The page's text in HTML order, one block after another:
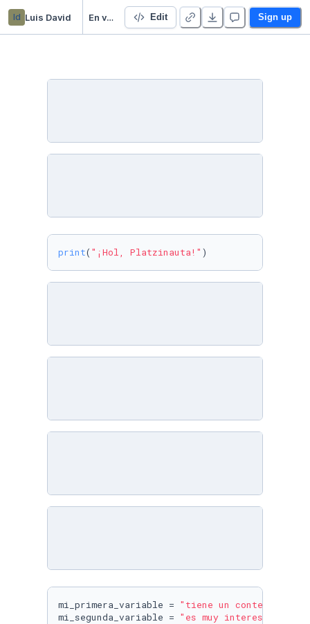
ld Luis David En vivo Edit Sign up
print( "¡Hol, Platzinauta!" )
mi_primera_variable = "tiene un contenido
mi_segunda_variable = "es muy interesante"